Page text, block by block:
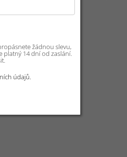
žádnou slevu,
14 dní od zaslání.
údajů.